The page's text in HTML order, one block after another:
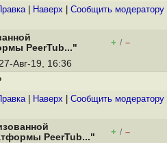
| Наверх Cообщить модератору
PeerTub..."
+ / –
Авг-19, 16:36
| Наверх Cообщить модератору
PeerTub..."
+ / –